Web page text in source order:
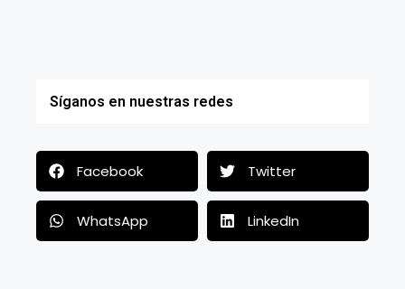
Síganos en nuestras redes
Facebook Twitter
WhatsApp LinkedIn